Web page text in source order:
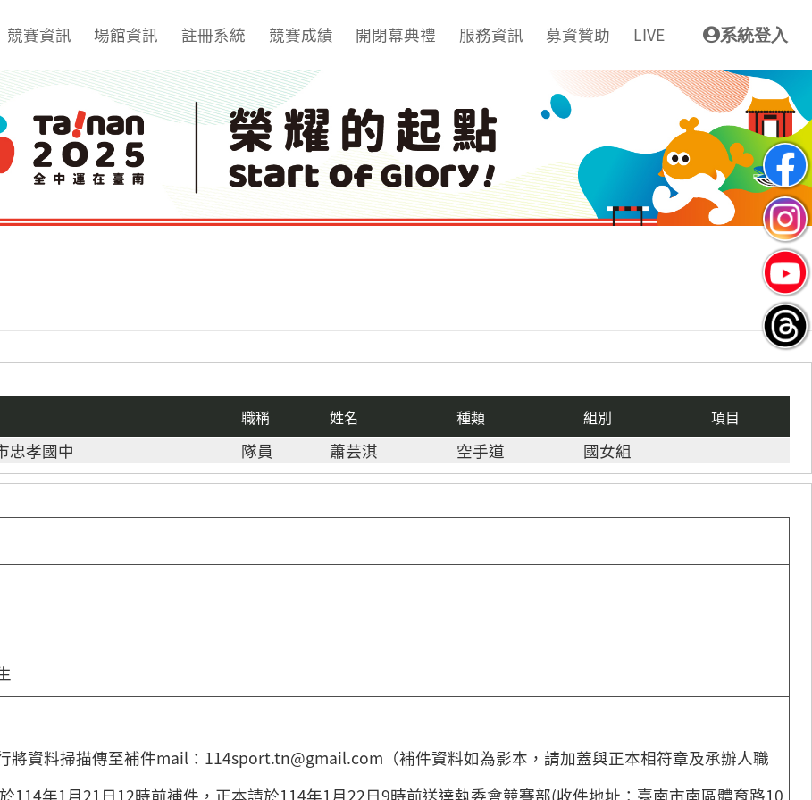
競賽資訊 場館資訊 註冊系統 競賽成績 開閉幕典禮 服務資訊 募資贊助 LIVE 系統登入
職稱 姓名 種類 組別 項目
忠孝國中 隊員 蕭芸淇 空手道 國女組
將資料掃描傳至補件mail：114sport.tn@gmail.com（補件資料如為影本，請加蓋與正本相符章及承辦人職
114年1月21日12時前補件，正本請於114年1月22日9時前送達執委會競賽部(收件地址：臺南市南區體育路10